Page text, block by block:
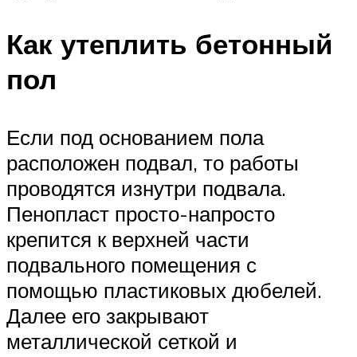
Как утеплить бетонный
пол
Если под основанием пола
расположен подвал, то работы
проводятся изнутри подвала.
Пенопласт просто-напросто
крепится к верхней части
подвального помещения с
помощью пластиковых дюбелей.
Далее его закрывают
металлической сеткой и